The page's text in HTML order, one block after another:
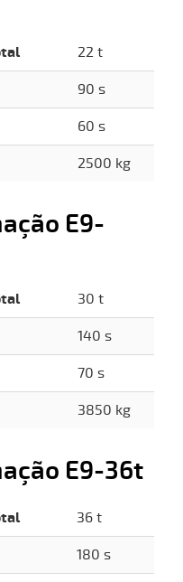
22 t
90 s
60 s
2500 kg
E9-
30 t
140 s
70 s
3850 kg
E9-36t
36 t
180 s